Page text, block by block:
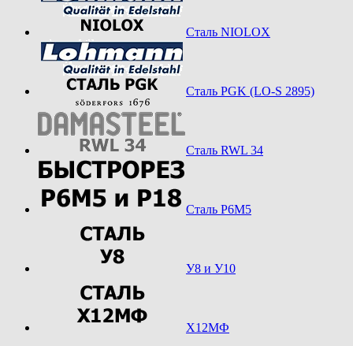
Сталь NIOLOX
Сталь PGK (LO-S 2895)
Сталь RWL 34
Сталь Р6М5
У8 и У10
Х12МФ